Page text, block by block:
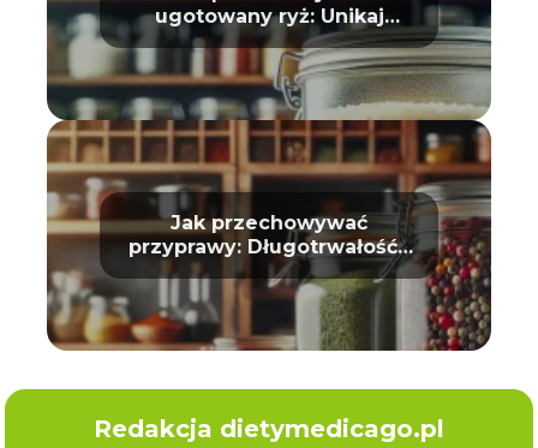
ugotowany ryż: Unikaj
zepsucia
Jak przechowywać
przyprawy: Długotrwałość i
aromat
Redakcja dietymedicago.pl